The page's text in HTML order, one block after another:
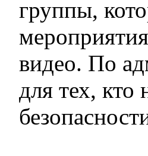
группы,
видео. По
для тех,